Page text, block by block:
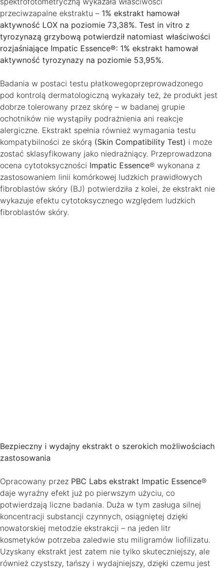
przeciwzapalne ekstraktu – 1% ekstrakt hamował
aktywność LOX na poziomie 73,38%. Test in vitro z
tyrozynazą grzybową potwierdził natomiast właściwości
rozjaśniające Impatic Essence®: 1% ekstrakt hamował
aktywność tyrozynazy na poziomie 53,95%.
Badania w postaci testu płatkowegoprzeprowadzonego
pod kontrolą dermatologiczną wykazały też, że produkt jest
dobrze tolerowany przez skórę – w badanej grupie
ochotników nie wystąpiły podrażnienia ani reakcje
alergiczne. Ekstrakt spełnia również wymagania testu
kompatybilności ze skórą (Skin Compatibility Test) i może
zostać sklasyfikowany jako niedrażniący. Przeprowadzona
ocena cytotoksyczności Impatic Essence® wykonana z
zastosowaniem linii komórkowej ludzkich prawidłowych
fibroblastów skóry (BJ) potwierdziła z kolei, że ekstrakt nie
wykazuje efektu cytotoksycznego względem ludzkich
fibroblastów skóry.
Bezpieczny i wydajny ekstrakt o szerokich możliwościach
zastosowania
Opracowany przez PBC Labs ekstrakt Impatic Essence®
daje wyraźny efekt już po pierwszym użyciu, co
potwierdzają liczne badania. Duża w tym zasługa silnej
koncentracji substancji czynnych, osiągniętej dzięki
nowatorskiej metodzie ekstrakcji – na jeden litr
kosmetyków potrzeba zaledwie stu miligramów liofilizatu.
Uzyskany ekstrakt jest zatem nie tylko skuteczniejszy, ale
również czystszy, tańszy i wydajniejszy, dzięki czemu jest